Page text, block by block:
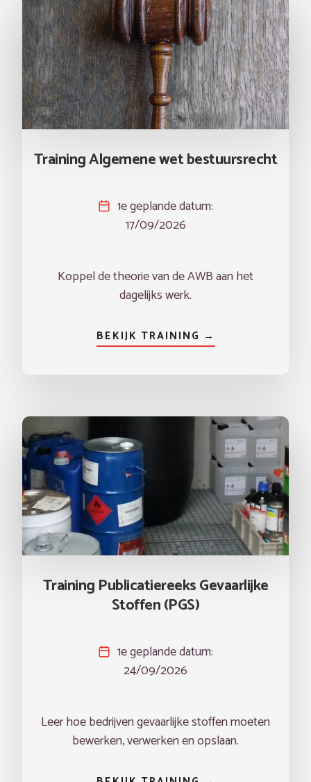
Training Algemene wet bestuursrecht
1e geplande datum:
17/09/2026
Koppel de theorie van de AWB aan het
dagelijks werk.
BEKIJK TRAINING →
Training Publicatiereeks Gevaarlijke
Stoffen (PGS)
1e geplande datum:
24/09/2026
Leer hoe bedrijven gevaarlijke stoffen moeten
bewerken, verwerken en opslaan.